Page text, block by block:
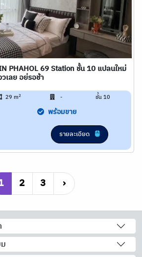
PHAHOL 69 Station ชั้น 10 แปลนใหม่
เลย อย่รอช้า
29 m2 - ชั้น 10
พร้อมขาย
รายละเอียด
2 3 ›